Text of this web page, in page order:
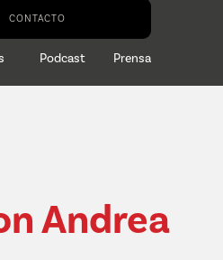
CONTACTO
Podcast Prensa
Andrea